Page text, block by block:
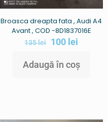
Broasca dreapta fata , Audi A4
Avant , COD -8D1837016E
135lei 100 lei
Adaugă în coș